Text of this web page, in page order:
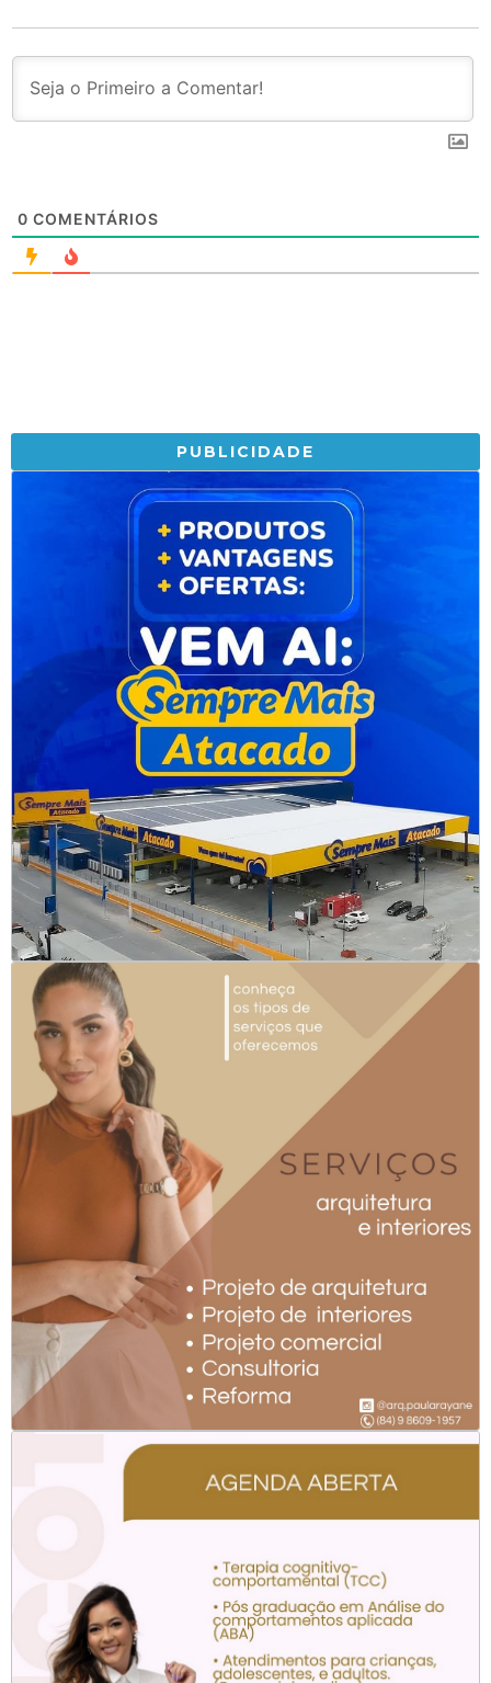
0 COMENTÁRIOS
PUBLICIDADE